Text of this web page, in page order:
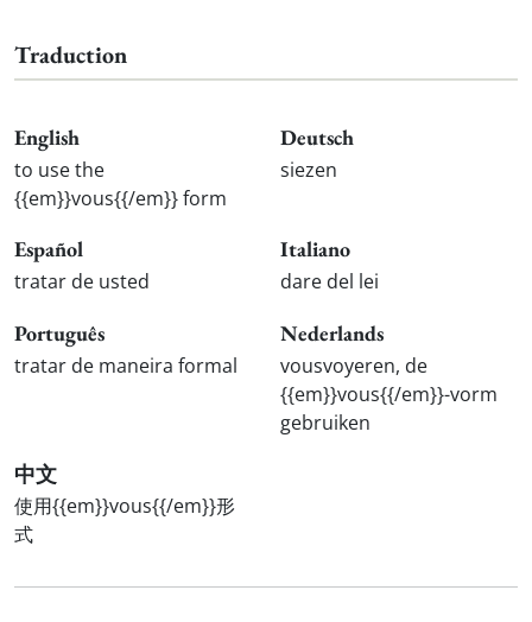
Traduction
English
to use the
{{em}}vous{{/em}} form
Deutsch
siezen
Español
tratar de usted
Italiano
dare del lei
Português
tratar de maneira formal
Nederlands
vousvoyeren, de
{{em}}vous{{/em}}-vorm
gebruiken
中文
使用{{em}}vous{{/em}}形
式